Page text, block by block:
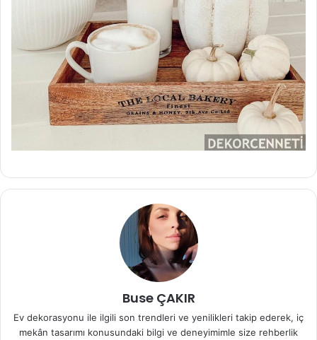
Buse ÇAKIR
Ev dekorasyonu ile ilgili son trendleri ve yenilikleri takip ederek, iç
mekân tasarımı konusundaki bilgi ve deneyimimle size rehberlik